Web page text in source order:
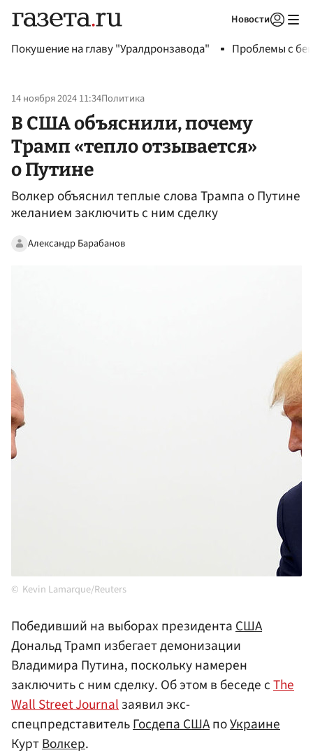
Новости
Покушение на главу "Уралдронзавода" Проблемы с
14 ноября 2024 11:34Политика
В США объяснили, почему
Трамп «тепло отзывается»
о Путине
Волкер объяснил теплые слова Трампа о Путине
желанием заключить с ним сделку
Александр Барабанов
Kevin Lamarque/Reuters
Победивший на выборах президентаСША
Дональд Трамп избегает демонизации
Владимира Путина, поскольку намерен
заключить с ним сделку. Об этом в беседе сThe
Wall Street Journalзаявил экс-
спецпредставительГосдепа СШАпоУкраине
КуртВолкер.